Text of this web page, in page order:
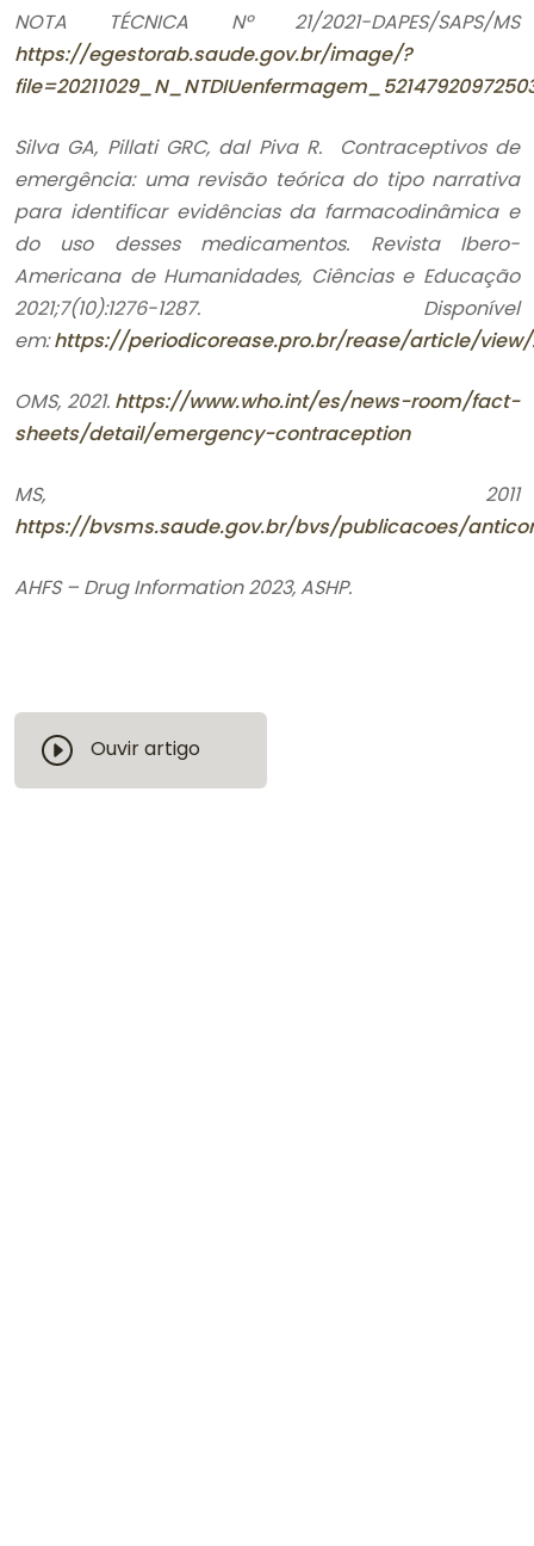
NOTA TÉCNICA Nº 21/2021-DAPES/SAPS/MS
https://egestorab.saude.gov.br/image/?
Silva GA, Pillati GRC, dal Piva R. Contraceptivos de
emergência: uma revisão teórica do tipo narrativa
para identificar evidências da farmacodinâmica e
do uso desses medicamentos. Revista Ibero-
Americana de Humanidades, Ciências e Educação
2021;7(10):1276-1287. Disponível
em:https://periodicorease.pro.br/rease/article/view/
OMS, 2021. https://www.who.int/es/news-room/fact-
sheets/detail/emergency-contraception
MS, 2011
https://bvsms.saude.gov.br/bvs/publicacoes/
AHFS – Drug Information 2023, ASHP.
Ouvir artigo